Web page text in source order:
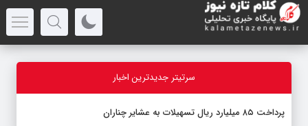
سرتیتر جدیدترین اخبار
پرداخت ۸۵ میلیارد ریال تسهیلات به عشایر چناران